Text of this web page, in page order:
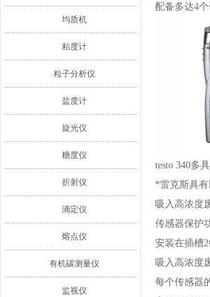
均质机
粘度计
粒子分析仪
盐度计
旋光仪
糖度仪
折射仪
滴定仪
熔点仪
有机碳测量仪
监视仪
配备多达4
testo 340多
*雷克斯具有
吸入高浓度
传感器保护
安装在插槽
吸入高浓度
每个传感器